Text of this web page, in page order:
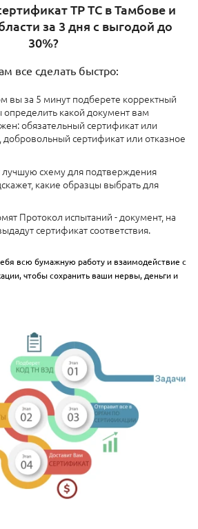
ТР ТС в Тамбове и
за 3 дня с выгодой до
30%?
все сделать быстро:
вы за 5 минут подберете корректный
какой документ вам
обязательный сертификат или
добровольный сертификат или отказное
лучшую схему для подтверждения
какие образцы выбрать для
Протокол испытаний - документ, на
сертификат соответствия.
всю бумажную работу и взаимодействие с
чтобы сохранить ваши нервы, деньги и